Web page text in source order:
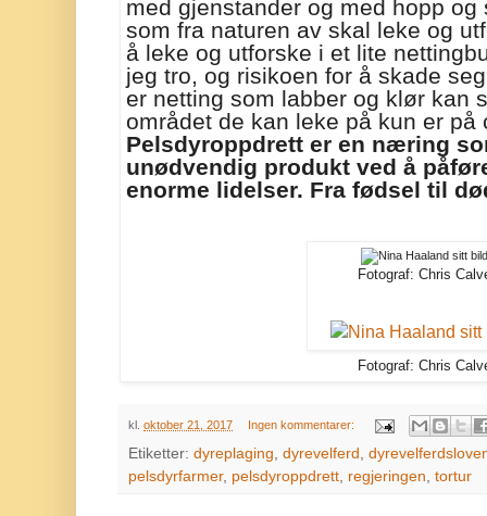
med gjenstander og med hopp
som fra naturen av skal leke og
å leke og utforske i et lite
jeg tro, og risikoen for å skade
er netting som labber og klør kan
området de kan leke på kun er
Pelsdyroppdrett er en næring
unødvendig produkt ved å
enorme lidelser. Fra fødsel til
Fotograf: Chris
Fotograf: Chris
kl. oktober 21, 2017 Ingen kommentarer:
Etiketter: dyreplaging, dyrevelferd ,
pelsdyrfarmer, pelsdyroppdrett, regjeringen, tortur